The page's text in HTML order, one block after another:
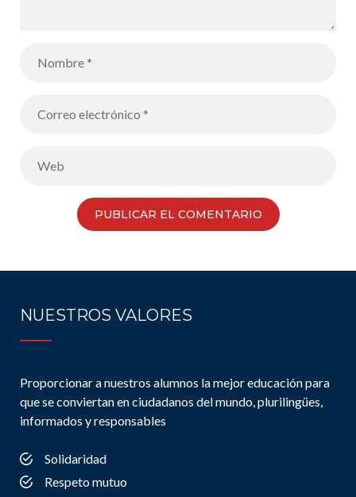
NUESTROS VALORES
Proporcionar a nuestros alumnos la mejor educación para
que se conviertan en ciudadanos del mundo, plurilingües,
informados y responsables
Solidaridad
Respeto mutuo